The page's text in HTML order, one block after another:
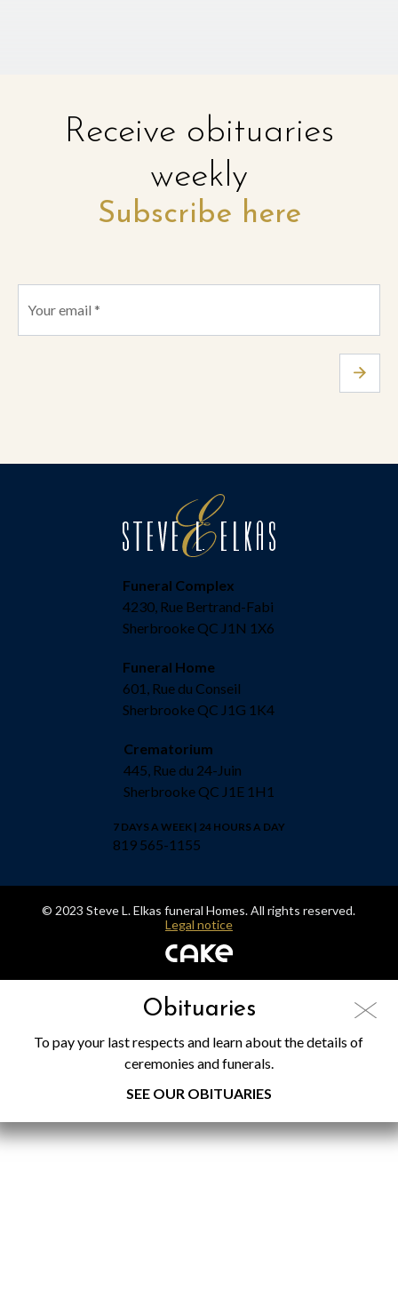
Receive obituaries
weekly
Subscribe here
Funeral Complex
4230, Rue Bertrand-Fabi
Sherbrooke QC J1N 1X6
Funeral Home
601, Rue du Conseil
Sherbrooke QC J1G 1K4
Crematorium
445, Rue du 24-Juin
Sherbrooke QC J1E 1H1
7 DAYS A WEEK | 24 HOURS A DAY
819 565-1155
© 2023 Steve L. Elkas funeral Homes. All rights reserved.
Legal notice
Obituaries
To pay your last respects and learn about the details of
ceremonies and funerals.
SEE OUR OBITUARIES